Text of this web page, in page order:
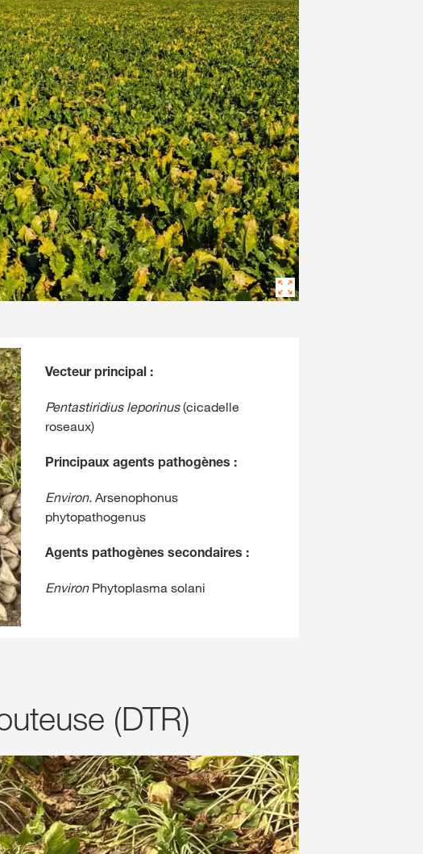
Vecteur principal :
Pentastiridius leporinus(cicadelle
roseaux)
Principaux agents pathogènes :
Environ.Arsenophonus
phytopathogenus
Agents pathogènes secondaires :
EnvironPhytoplasma solani
(DTR)